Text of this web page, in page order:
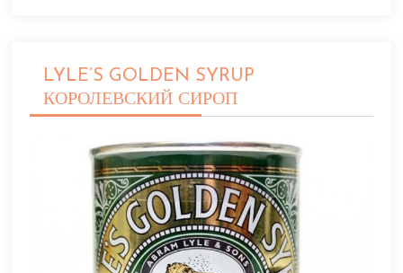
LYLE’S GOLDEN SYRUP
КОРОЛЕВСКИЙ СИРОП